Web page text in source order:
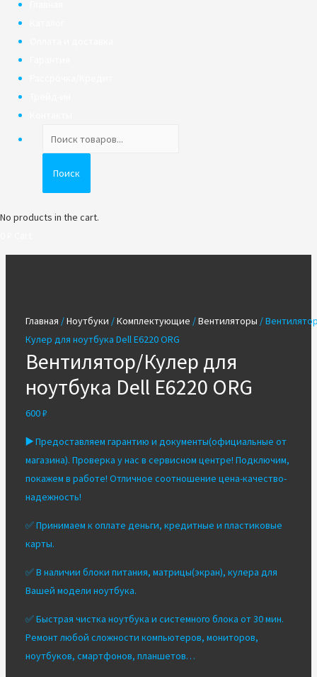
товаров
Поиск
No products in the cart.
Главная /Ноутбуки /Комплектующие /Вентиляторы /
Кулер для ноутбука Dell E6220 ORG
Вентилятор/Кулер для
ноутбука Dell E6220 ORG
600₽
▶️Предоставляем гарантию и документы(официальные от
магазина). Проверка у нас в сервисном центре! Подключим,
покажем в работе! Отличное соотношение цена-качество-
надежность!
✅ Принимаем к оплате деньги, кредитные и пластиковые
карты.
✅ В наличии блоки питания, матрицы(экран), кулера для
Вашей модели ноутбука.
✅ Быстрая чистка ноутбука и системного блока от 30 мин.
Ремонт любой сложности компьютеров, мониторов,
ноутбуков, смартфонов, планшетов…